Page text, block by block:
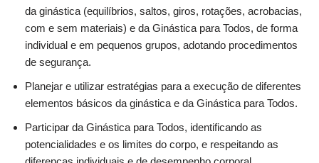
da ginástica (equilíbrios, saltos, giros, rotações, acrobacias,
com e sem materiais) e da Ginástica para Todos, de forma
individual e em pequenos grupos, adotando procedimentos
de segurança.
Planejar e utilizar estratégias para a execução de diferentes
elementos básicos da ginástica e da Ginástica para Todos.
Participar da Ginástica para Todos, identificando as
potencialidades e os limites do corpo, e respeitando as